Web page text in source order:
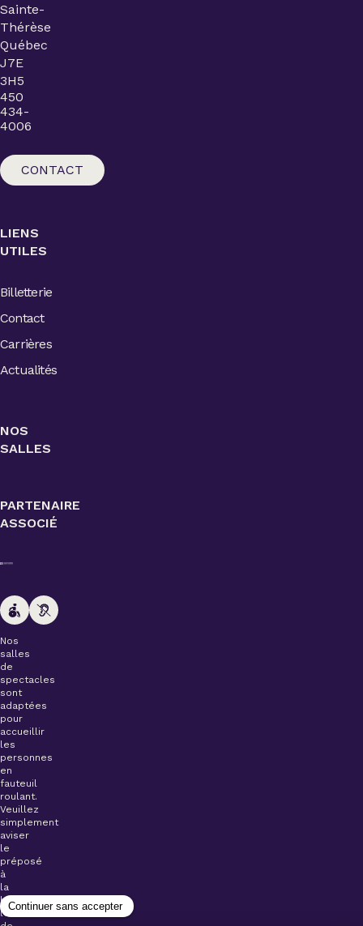
Sainte-
Thérèse
Québec
J7E
3H5
450
434-
4006
CONTACT
LIENS
UTILES
Billetterie
Contact
Carrières
Actualités
NOS
SALLES
PARTENAIRE
ASSOCIÉ
Nos
salles
de
spectacles
sont
adaptées
pour
accueillir
les
personnes
en
fauteuil
roulant.
Veuillez
simplement
aviser
le
préposé
à
la
billetterie
lors